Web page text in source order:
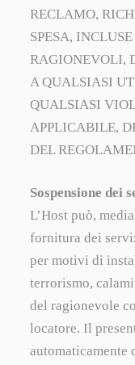
RECLAMO,
SPESA,
RAGIONEVOLI,
A QUALSIASI
QUALSIASI
APPLICABILE,
DEL
Sospensione dei
L’Host può,
fornitura dei
per motivi di
terrorismo,
del ragionevole
locatore. Il
automaticamente